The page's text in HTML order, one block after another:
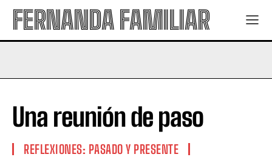
FERNANDA FAMILIAR
Una reunión de paso
REFLEXIONES: PASADO Y PRESENTE